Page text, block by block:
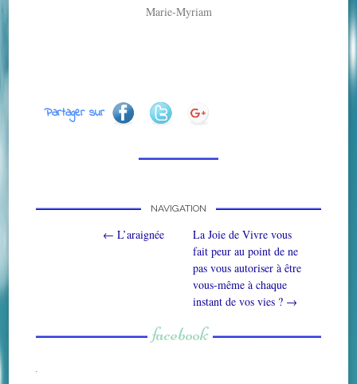
Marie-Myriam
Partager sur
Post navigation
NAVIGATION
← L’araignée
La Joie de Vivre vous
fait peur au point de ne
pas vous autoriser à être
vous-même à chaque
instant de vos vies ? →
facebook
W